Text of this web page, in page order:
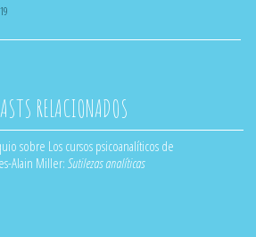
RELACIONADOS
sobre Los cursos psicoanalíticos de
Alain Miller: Sutilezas analíticas